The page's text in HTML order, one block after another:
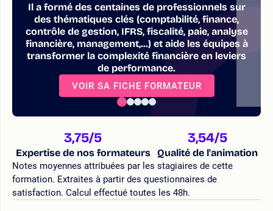
Il a formé des centaines de professionnels sur
des thématiques clés (comptabilité, finance,
contrôle de gestion, IFRS, fiscalité, paie, analyse
financière, management,...) et aide les équipes à
transformer la complexité financière en leviers
de performance.
VOIR SA FICHE FORMATEUR
3,75/5
Expertise de nos formateurs
3,54/5
Qualité de l'animation
Notes moyennes attribuées par les stagiaires de cette
formation. Extraites à partir des questionnaires de
satisfaction. Calcul effectué toutes les 48h.